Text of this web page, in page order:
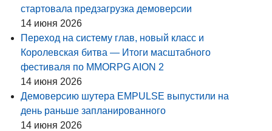
стартовала предзагрузка демоверсии
14 июня 2026
Переход на систему глав, новый класс и
Королевская битва — Итоги масштабного
фестиваля по MMORPG AION 2
14 июня 2026
Демоверсию шутера EMPULSE выпустили на
день раньше запланированного
14 июня 2026